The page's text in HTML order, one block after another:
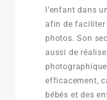
l’enfant dans
afin de faciliter
photos. Son
aussi de
efficacement,
bébés et des